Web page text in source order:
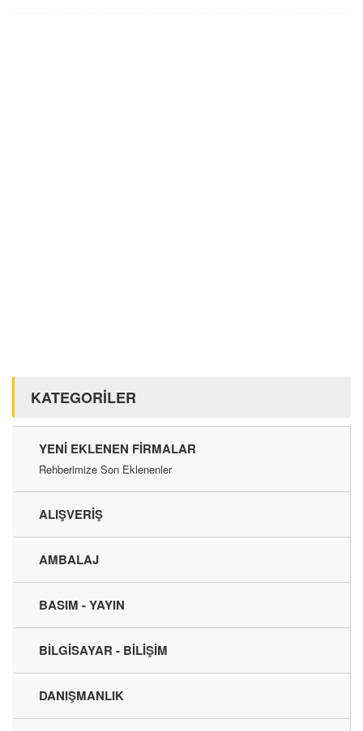
KATEGORİLER
YENI EKLENEN FIRMALAR
Rehberimize Son Eklenenler
ALIŞVERİŞ
AMBALAJ
BASIM - YAYIN
BİLGİSAYAR - BİLİŞİM
DANIŞMANLIK